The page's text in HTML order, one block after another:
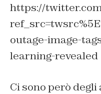
https://
outage-image-
learning-revealed
Ci sono però degli